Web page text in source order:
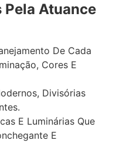
Pela Atuance
De Cada
Cores E
Divisórias
E Luminárias Que
E